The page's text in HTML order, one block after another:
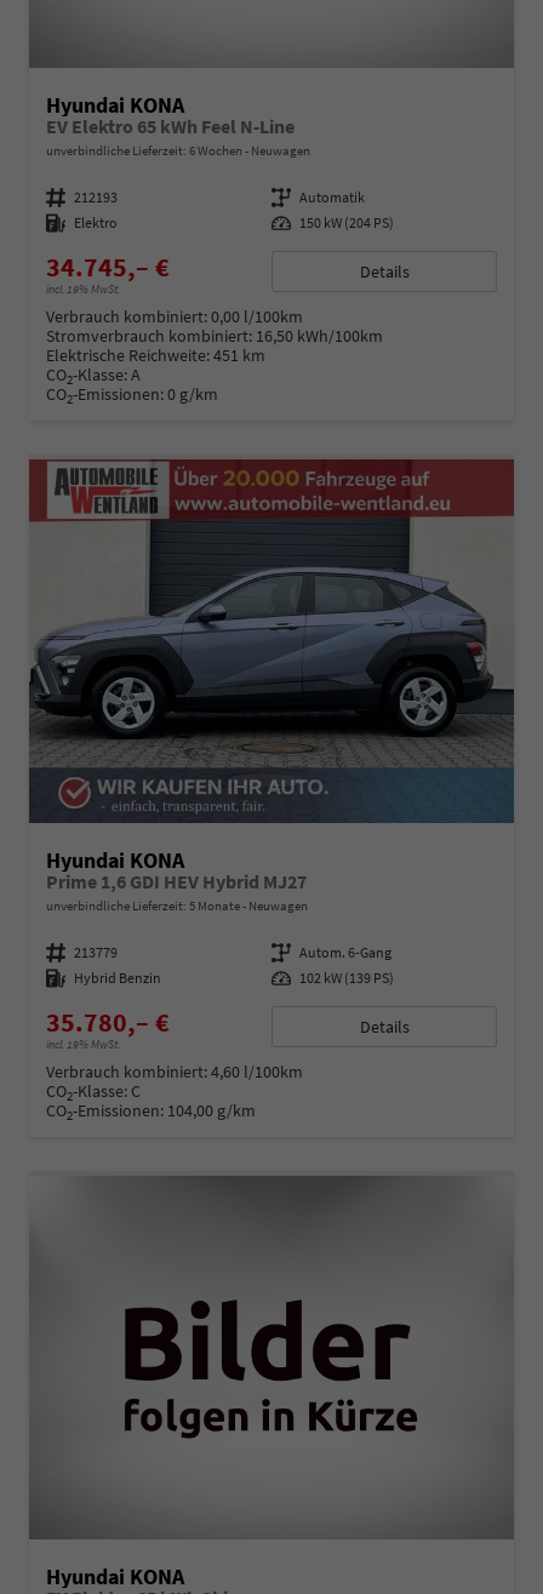
Hyundai KONA
EV Elektro 65 kWh Feel N-Line
unverbindliche Lieferzeit: 6 Wochen Neuwagen
Fahrzeugnummer 212193 Getriebe Automatik
Kraftstoff Elektro Leistung 150 kW (204 PS)
34.745,– €
incl. 19% MwSt.
Details
Verbrauch kombiniert:0,00 l/100km
Stromverbrauch kombiniert: 16,50 kWh/100km
Elektrische Reichweite:451 km
CO2-Klasse:A
CO2-Emissionen:0 g/km
Hyundai KONA
Prime 1,6 GDI HEV Hybrid MJ27
unverbindliche Lieferzeit: 5 Monate Neuwagen
Fahrzeugnummer 213779 Getriebe Autom. 6-Gang
Kraftstoff Hybrid Benzin Leistung 102 kW (139 PS)
35.780,– €
incl. 19% MwSt.
Details
Verbrauch kombiniert:4,60 l/100km
CO2-Klasse: C
CO2-Emissionen: 104,00 g/km
Hyundai KONA